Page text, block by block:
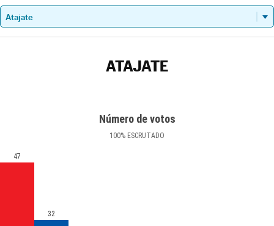
ATAJATE
Número de votos
100% ESCRUTADO
47
32